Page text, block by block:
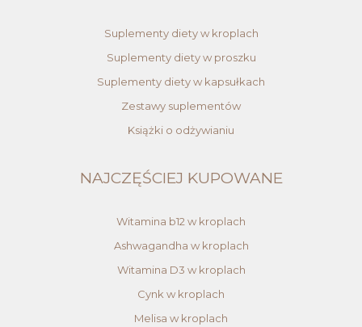
Suplementy diety w kroplach
Suplementy diety w proszku
Suplementy diety w kapsułkach
Zestawy suplementów
Książki o odżywianiu
NAJCZĘŚCIEJ KUPOWANE
Witamina b12 w kroplach
Ashwagandha w kroplach
Witamina D3 w kroplach
Cynk w kroplach
Melisa w kroplach